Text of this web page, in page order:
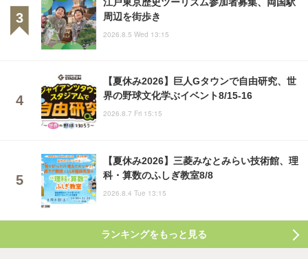
周辺を街歩き
2026.8.5 Wed 13:15
【夏休み2026】巨人Gタウンで自由研究、世
界の野球文化学ぶイベント8/15-16
2026.8.7 Fri 15:15
【夏休み2026】三菱みなとみらい技術館、理
科・算数のふしぎ教室8/8
2026.8.4 Tue 13:15
ランキングをもっと見る